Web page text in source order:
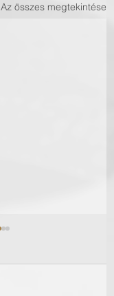
Az összes megtekintése